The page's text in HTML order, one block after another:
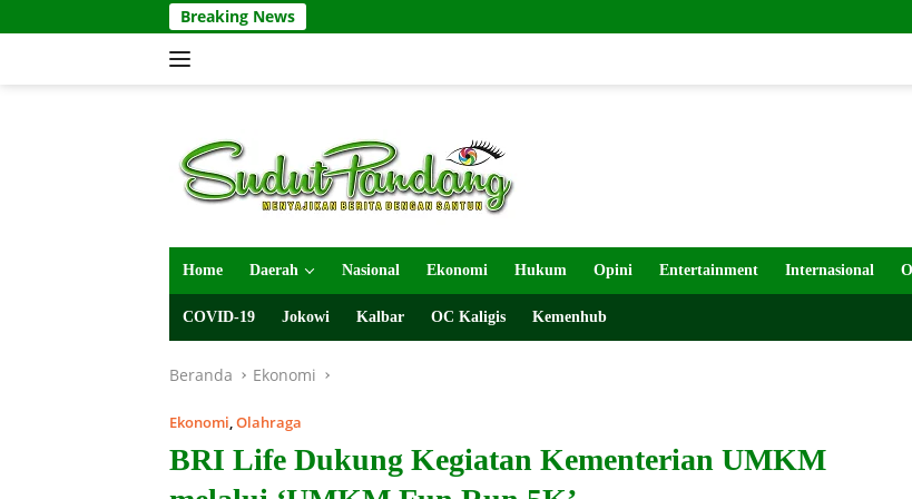
ke
Breaking News Booth
Home Daerah Nasional Ekonomi Hukum Opini Entertainment Internasional
COVID-19 Jokowi Kalbar OC Kaligis Kemenhub
Beranda Ekonomi
Ekonomi,Olahraga
BRI Life Dukung Kegiatan Kementerian UMKM